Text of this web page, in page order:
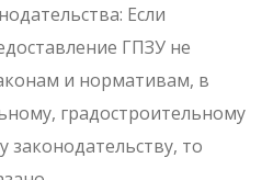
Если
ГПЗУ не
и нормативам, в
градостроительному
законодательству, то